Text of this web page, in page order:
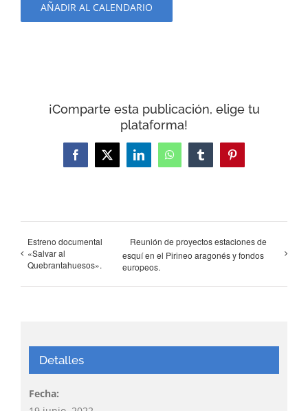
AÑADIR AL CALENDARIO
¡Comparte esta publicación, elige tu
plataforma!
Facebook
X LinkedInWhatsAppTumblrPinterest
Estreno documental
«Salvar al
Quebrantahuesos».
Reunión de proyectos estaciones de
esquí en el Pirineo aragonés y fondos
europeos.
Detalles
Fecha: